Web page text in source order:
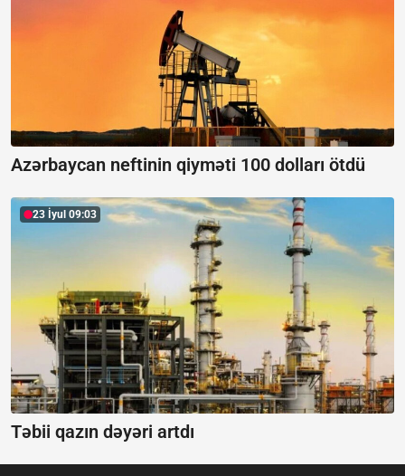
Azərbaycan neftinin qiyməti 100 dolları ötdü
23 İyul 09:03
Təbii qazın dəyəri artdı